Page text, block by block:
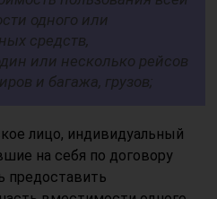
одного или
средств,
или несколько рейсов
и багажа, грузов;
лицо, индивидуальный
на себя по договору
предоставить